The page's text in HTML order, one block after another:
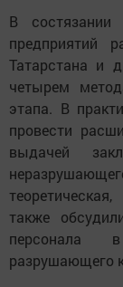
В состязании
предприятий
Татарстана и
четырем
этапа. В
провести
выдачей
также
персонала
разрушающего